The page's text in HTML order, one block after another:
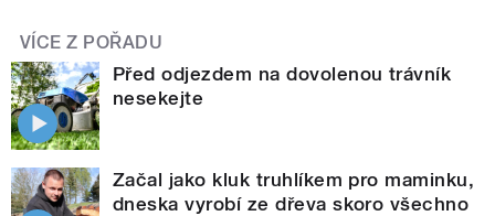
VÍCE Z POŘADU
Před odjezdem na dovolenou trávník
nesekejte
Začal jako kluk truhlíkem pro maminku,
dneska vyrobí ze dřeva skoro všechno